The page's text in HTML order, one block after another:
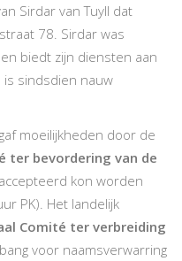
Sirdar van Tuyll dat
78. Sirdar was
biedt zijn diensten aan
is sindsdien nauw
moeilijkheden door de
ter bevordering van de
kon worden
PK). Het landelijk
Comité ter verbreiding
voor naamsverwarring